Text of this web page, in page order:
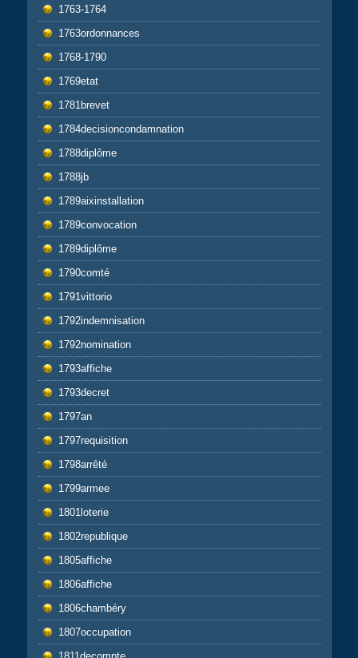
1763-1764
1763ordonnances
1768-1790
1769etat
1781brevet
1784decisioncondamnation
1788diplôme
1788jb
1789aixinstallation
1789convocation
1789diplôme
1790comté
1791vittorio
1792indemnisation
1792nomination
1793affiche
1793decret
1797an
1797requisition
1798arrêté
1799armee
1801loterie
1802republique
1805affiche
1806affiche
1806chambéry
1807occupation